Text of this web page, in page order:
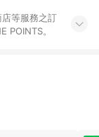
等服務之訂
POINTS。